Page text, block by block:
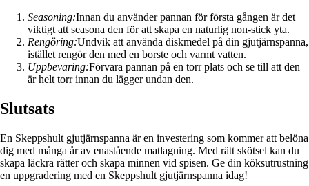
Seasoning:Innan du använder pannan för första gången är det
viktigt att seasona den för att skapa en naturlig non-stick yta.
Rengöring:Undvik att använda diskmedel på din gjutjärnspanna,
istället rengör den med en borste och varmt vatten.
Uppbevaring:Förvara pannan på en torr plats och se till att den
är helt torr innan du lägger undan den.
Slutsats
En Skeppshult gjutjärnspanna är en investering som kommer att belöna
dig med många år av enastående matlagning. Med rätt skötsel kan du
skapa läckra rätter och skapa minnen vid spisen. Ge din köksutrustning
en uppgradering med en Skeppshult gjutjärnspanna idag!